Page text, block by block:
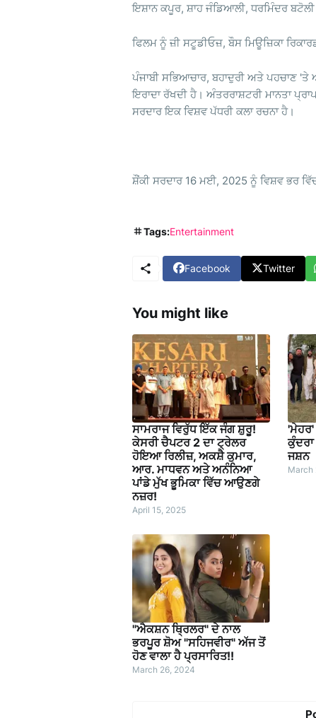
ਇਸ਼ਾਨ ਕਪੂਰ, ਸ਼ਾਹ ਜੰਡਿਆਲੀ, ਧਰਮਿੰਦਰ
ਫਿਲਮ ਨੂੰ ਜ਼ੀ ਸਟੂਡੀਓਜ਼, ਬੌਸ ਮਿਊਜ਼ਿਕਾ
ਪੰਜਾਬੀ ਸਭਿਆਚਾਰ, ਬਹਾਦੁਰੀ ਅਤੇ ਪਹਚਾਣ
ਇਰਾਦਾ ਰੱਖਦੀ ਹੈ। ਅੰਤਰਰਾਸ਼ਟਰੀ ਮਾਨਤਾ
ਸਰਦਾਰ ਇਕ ਵਿਸ਼ਵ ਪੱਧਰੀ ਕਲਾ ਰਚਨਾ ਹੈ।
ਸ਼ੌਂਕੀ ਸਰਦਾਰ 16 ਮਈ, 2025 ਨੂੰ ਵਿਸ਼ਵ ਭਰ
Tags:Entertainment
Facebook Twitter
You might like
ਸਾਮਰਾਜ ਵਿਰੁੱਧ ਇੱਕ ਜੰਗ ਸ਼ੁਰੂ!
ਕੇਸਰੀ ਚੈਪਟਰ 2 ਦਾ ਟ੍ਰੇਲਰ
ਹੋਇਆ ਰਿਲੀਜ਼, ਅਕਸ਼ੈ ਕੁਮਾਰ,
ਆਰ. ਮਾਧਵਨ ਅਤੇ ਅਨੰਨਿਆ
ਪਾਂਡੇ ਮੁੱਖ ਭੂਮਿਕਾ ਵਿੱਚ ਆਉਣਗੇ
ਨਜ਼ਰ!
April 15, 2025
'ਮੇਹਰ'
ਜਸ਼ਨ
March
"ਐਕਸ਼ਨ ਥ੍ਰਿਲਰ" ਦੇ ਨਾਲ
ਭਰਪੂਰ ਸ਼ੋਅ "ਸਹਿਜਵੀਰ" ਅੱਜ ਤੋਂ
ਹੋਣ ਵਾਲਾ ਹੈ ਪ੍ਰਸਾਰਿਤ!!
March 26, 2024